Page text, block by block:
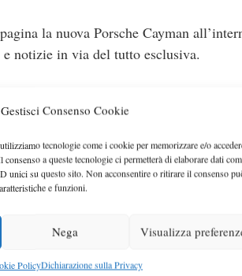
Gestisci Consenso Cookie
tecnologie come i cookie per memorizzare e/o
a queste tecnologie ci permetterà di elaborare dati
unici su questo sito. Non acconsentire o ritirare il consenso
e funzioni.
Nega Visualizza
PolicyDichiarazione sulla Privacy
la nuova Porsche Cayman
notizie in via del tutto esclusiva.
che riguardano entrambe le
cui raccolgono l’eredità.
complessiva che arriva fino a